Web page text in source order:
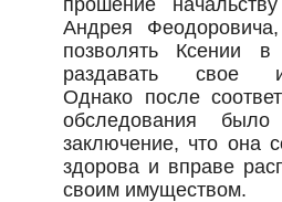
прошение
Андрея
позволять Ксении в
раздавать свое
Однако после
обследования было
заключение, что она
здорова и вправе
своим имуществом.